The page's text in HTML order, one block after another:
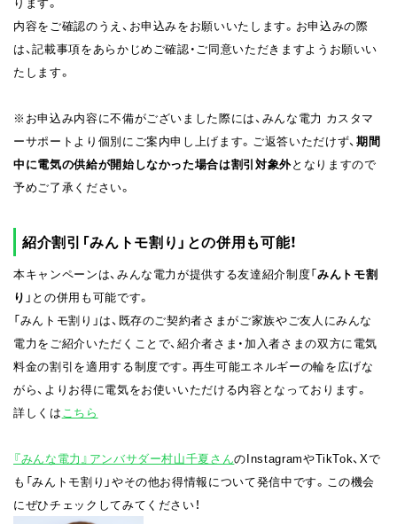
内容をご確認のうえ、お申込みをお願いいたします。お申込みの際
は、記載事項をあらかじめご確認・ご同意いただきますようお願いい
たします。
※お申込み内容に不備がございました際には、みんな電力 カスタマ
ーサポートより個別にご案内申し上げます。ご返答いただけず、期間
中に電気の供給が開始しなかった場合は割引対象外となりますので
予めご了承ください。
紹介割引「みんトモ割り」との併用も可能！
本キャンペーンは、みんな電力が提供する友達紹介制度「みんトモ割
り 」 との併用も可能です。
「みんトモ割り」は、既存のご契約者さまがご家族やご友人にみんな
電力をご紹介いただくことで、紹介者さま・加入者さまの双方に電気
料金の割引を適用する制度です。再生可能エネルギーの輪を広げな
がら、よりお得に電気をお使いいただける内容となっております。
詳しくはこちら
『みんな電力』アンバサダー村山千夏さんのInstagramやTikTok、Xで
も「みんトモ割り」やその他お得情報について発信中です。この機会
にぜひチェックしてみてください！